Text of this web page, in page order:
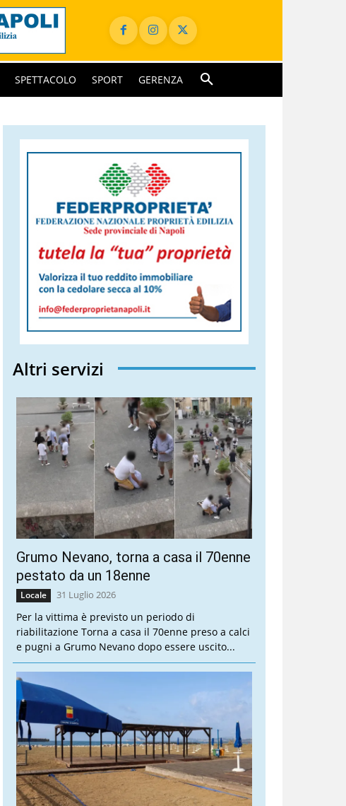
SPETTACOLO SPORT GERENZA
Altri servizi
Grumo Nevano, torna a casa il 70enne
pestato da un 18enne
Locale 31 Luglio 2026
Per la vittima è previsto un periodo di
riabilitazione Torna a casa il 70enne preso a calci
e pugni a Grumo Nevano dopo essere uscito...